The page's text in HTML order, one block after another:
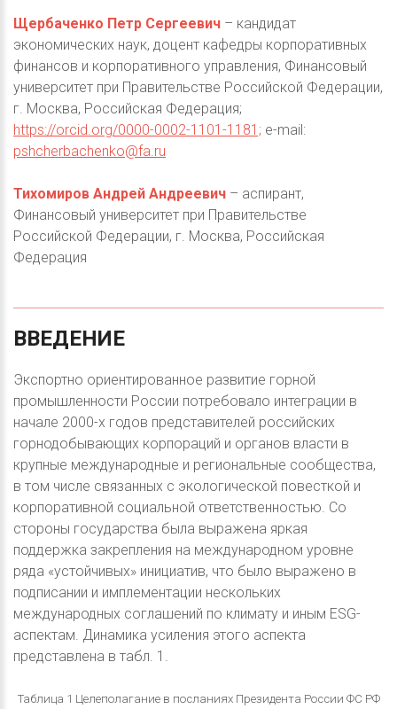
Щербаченко Петр Сергеевич – кандидат
экономических наук, доцент кафедры корпоративных
финансов и корпоративного управления, Финансовый
университет при Правительстве Российской Федерации,
г. Москва, Российская Федерация;
https://orcid.org/0000-0002-1101-1181; e-mail:
pshcherbachenko@fa.ru
Тихомиров Андрей Андреевич – аспирант,
Финансовый университет при Правительстве
Российской Федерации, г. Москва, Российская
Федерация
ВВЕДЕНИЕ
Экспортно ориентированное развитие горной
промышленности России потребовало интеграции в
начале 2000-х годов представителей российских
горнодобывающих корпораций и органов власти в
крупные международные и региональные сообщества,
в том числе связанных с экологической повесткой и
корпоративной социальной ответственностью. Со
стороны государства была выражена яркая
поддержка закрепления на международном уровне
ряда «устойчивых» инициатив, что было выражено в
подписании и имплементации нескольких
международных соглашений по климату и иным ESG-
аспектам. Динамика усиления этого аспекта
представлена в табл. 1.
Таблица 1 Целеполагание в посланиях Президента России ФС РФ